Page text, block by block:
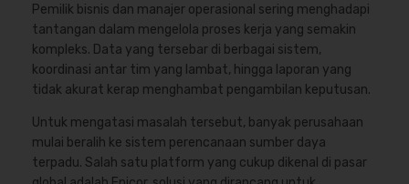
Pemilik bisnis dan manajer operasional sering menghadapi
tantangan dalam mengelola proses kerja yang semakin
kompleks. Data yang tersebar di berbagai sistem,
koordinasi antar tim yang lambat, hingga laporan yang
tidak akurat kerap menghambat pengambilan keputusan.
Untuk mengatasi masalah tersebut, banyak perusahaan
mulai beralih ke sistem perencanaan sumber daya
terpadu. Salah satu platform yang cukup dikenal di pasar